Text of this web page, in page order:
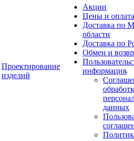
Проектирование
изделий
Акции
Цены и оплата
Доставка по
области
Доставка по
Обмен и
информация
данных